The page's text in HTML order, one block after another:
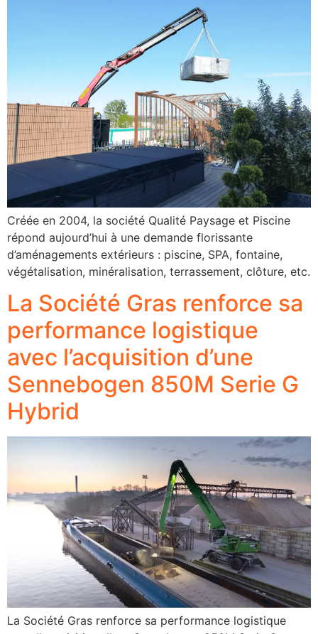
Créée en 2004, la société Qualité Paysage et Piscine
répond aujourd’hui à une demande florissante
d’aménagements extérieurs : piscine, SPA, fontaine,
végétalisation, minéralisation, terrassement, clôture, etc.
La Société Gras renforce sa
performance logistique
avec l’acquisition d’une
Sennebogen 850M Serie G
Hybrid
La Société Gras renforce sa performance logistique